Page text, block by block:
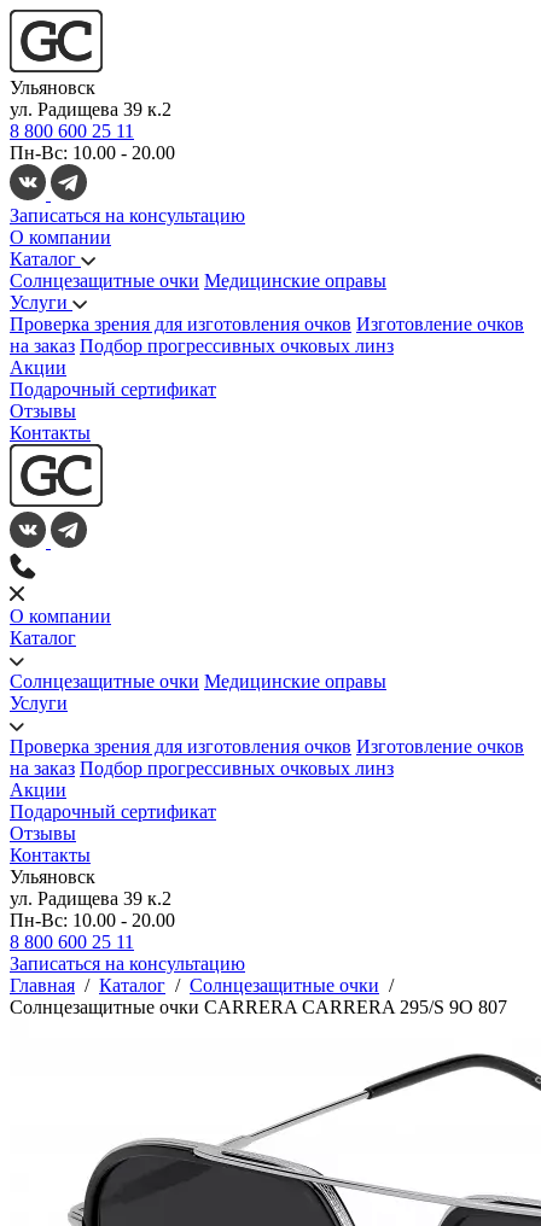
Ульяновск
ул. Радищева 39 к.2
8 800 600 25 11
Пн-Вс: 10.00 - 20.00
Записаться на консультацию
О компании
Каталог
Солнцезащитные очки Медицинские оправы
Услуги
Проверка зрения для изготовления очков Изготовление очков
на заказ Подбор прогрессивных очковых линз
Акции
Подарочный сертификат
Отзывы
Контакты
О компании
Каталог
Солнцезащитные очки Медицинские оправы
Услуги
Проверка зрения для изготовления очков Изготовление очков
на заказ Подбор прогрессивных очковых линз
Акции
Подарочный сертификат
Отзывы
Контакты
Ульяновск
ул. Радищева 39 к.2
Пн-Вс: 10.00 - 20.00
8 800 600 25 11
Записаться на консультацию
Главная / Каталог / Солнцезащитные очки /
Солнцезащитные очки CARRERA CARRERA 295/S 9O 807